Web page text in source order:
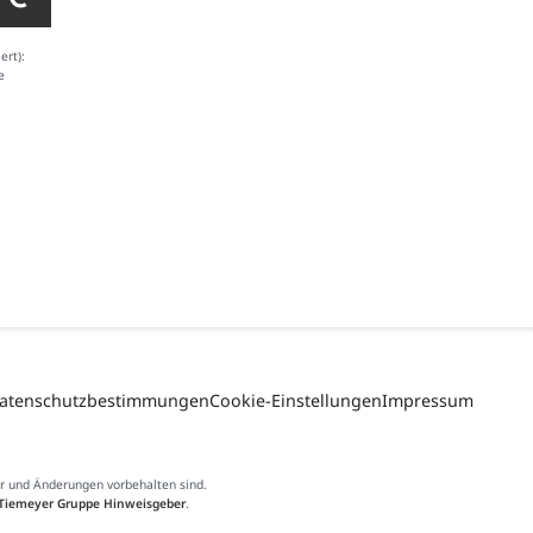
Cookie-EinstellungenImpressum
Änderungen vorbehalten sind.
Gruppe Hinweisgeber.